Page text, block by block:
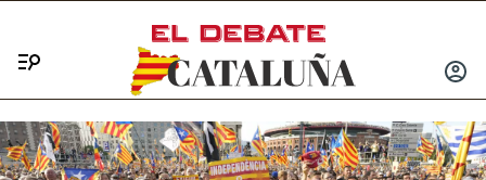
INICIAR